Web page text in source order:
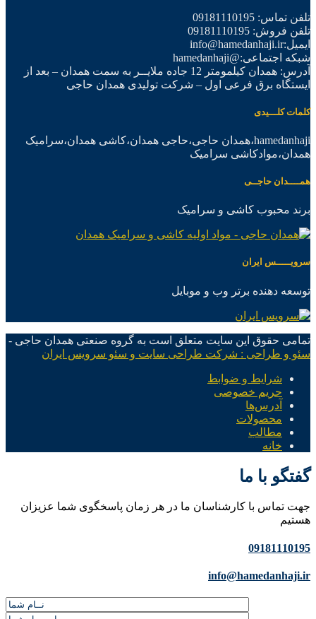
تلفن تماس: 09181110195
تلفن فروش: 09181110195
ایمیل:info@hamedanhaji.ir
شبکه اجتماعی:@hamedanhaji
آدرس: همدان کیلمومتر 12 جاده ملایــر به سمت همدان – بعد از
ایستگاه برق فرعی اول – شرکت تولیدی همدان حاجی
کلمات کلـــیدی
hamedanhaji،همدان حاجی،حاجی همدان،کاشی همدان،سرامیک
همدان،موادکاشی سرامیک
همــــدان حاجــی
برند محبوب کاشی و سرامیک
سرویـــــس ایران
توسعه دهنده برتر وب و موبایل
تمامی حقوق این سایت متعلق است به گروه صنعتی همدان حاجی -
سئو و طراحی : شرکت طراحی سایت و سئو سرویس ایران
شرایط و ضوابط
حریم خصوصی
آدرس‌ها
محصولات
مطالب
خانه
گفتگو با ما
جهت تماس با کارشناسان ما در هر زمان پاسخگوی شما عزیزان
هستیم
09181110195
info@hamedanhaji.ir